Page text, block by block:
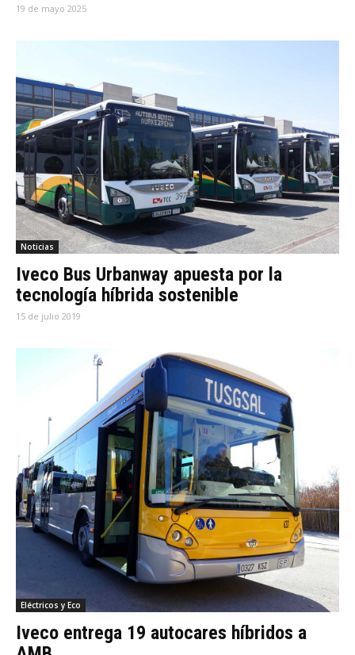
19 de mayo 2025
Noticias
Iveco Bus Urbanway apuesta por la
tecnología híbrida sostenible
15 de julio 2019
Eléctricos y Eco
Iveco entrega 19 autocares híbridos a